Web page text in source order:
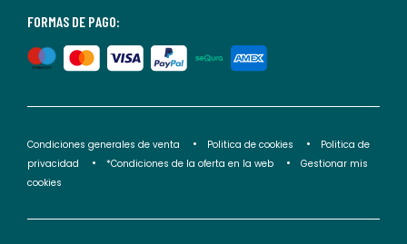
de
privacidad</2>.
FORMAS DE PAGO:
Condiciones generales de venta Politica de cookies
Politica de
privacidad
*Condiciones de la oferta en la web
Gestionar mis
cookies